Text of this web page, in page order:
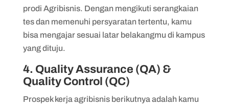
prodi Agribisnis. Dengan mengikuti serangkaian
tes dan memenuhi persyaratan tertentu, kamu
bisa mengajar sesuai latar belakangmu di kampus
yang dituju.
4. Quality Assurance (QA) &
Quality Control (QC)
Prospek kerja agribisnis berikutnya adalah kamu